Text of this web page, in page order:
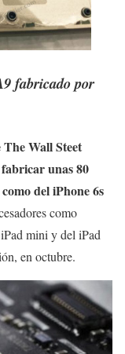
fabricado por
The Wall Steet
unas 80
del iPhone 6s
como
mini y del iPad
en octubre.